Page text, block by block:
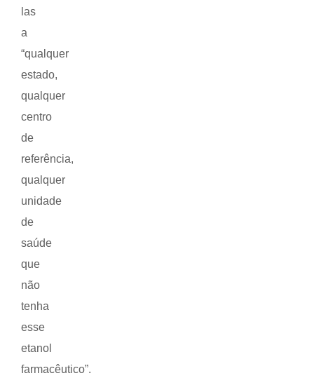
las
a
“qualquer
estado,
qualquer
centro
de
referência,
qualquer
unidade
de
saúde
que
não
tenha
esse
etanol
farmacêutico”.